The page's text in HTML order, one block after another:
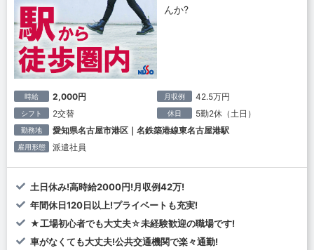
んか?
時給 2,000円 月収例 42.5万円
シフト 2交替 休日 5勤2休（土日）
勤務地 愛知県名古屋市港区｜名鉄築港線東名古屋港駅
雇用形態 派遣社員
土日休み!高時給2000円!月収例42万!
年間休日120日以上!プライベートも充実!
★工場初心者でも大丈夫☆未経験歓迎の職場です!
車がなくても大丈夫!公共交通機関で楽々通勤!